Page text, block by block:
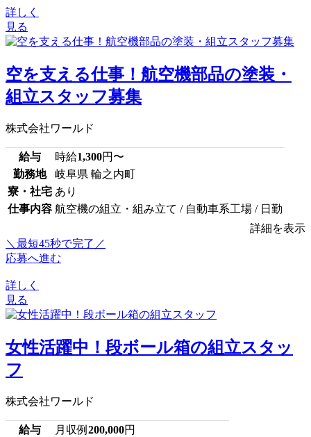
詳しく
見る
空を支える仕事！航空機部品の塗装・
組立スタッフ募集
株式会社ワールド
給与 時給1,300円〜
勤務地
岐阜県 輪之内町
寮・社宅 あり
仕事内容 航空機の組立・組み立て / 自動車系工場 / 日勤
詳細を表示
＼最短45秒で完了／
応募へ進む
詳しく
見る
女性活躍中！段ボール箱の組立スタッ
フ
株式会社ワールド
給与 月収例 200,000円